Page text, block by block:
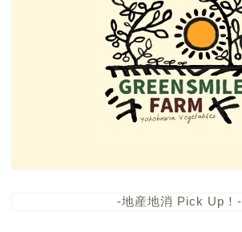
-地産地消 Pick Up！-